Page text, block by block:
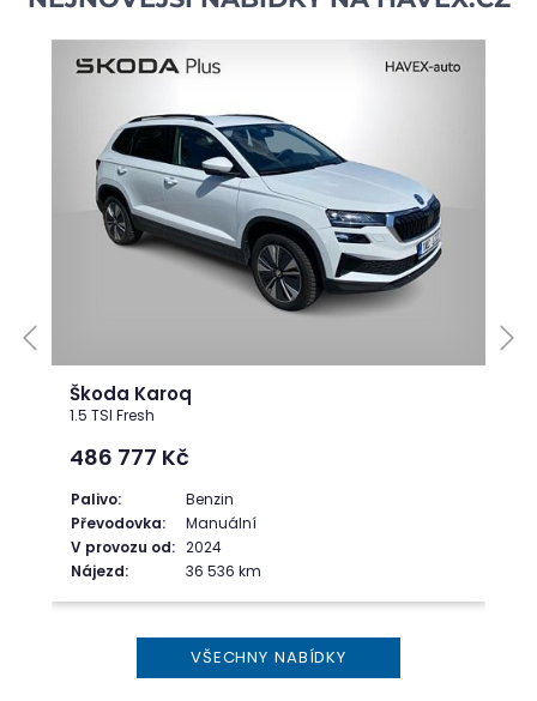
Škoda Karoq
1.5 TSI Fresh
486 777 Kč
Palivo:
Benzin
Převodovka:
Manuální
V provozu od: 2024
Nájezd:
36 536 km
VŠECHNY NABÍDKY